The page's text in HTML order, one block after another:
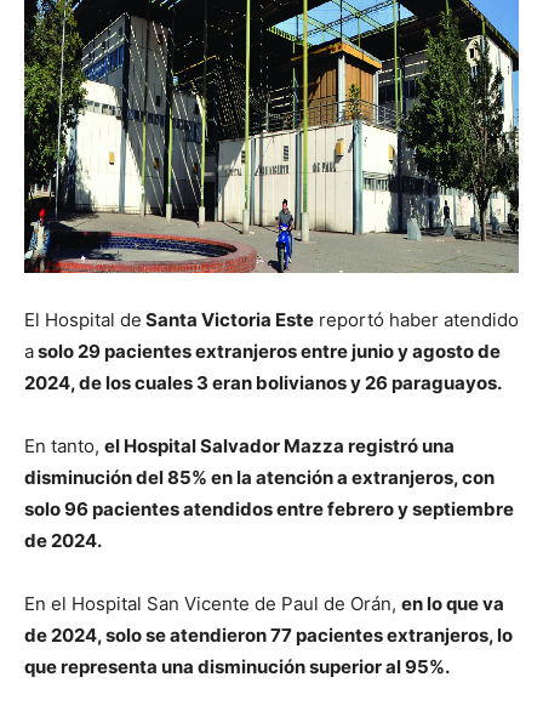
El Hospital de Santa Victoria Este reportó haber atendido
asolo 29 pacientes extranjeros entre junio y agosto de
2024, de los cuales 3 eran bolivianos y 26 paraguayos.
En tanto, el Hospital Salvador Mazza registró una
disminución del 85% en la atención a extranjeros, con
solo 96 pacientes atendidos entre febrero y septiembre
de 2024.
En el Hospital San Vicente de Paul de Orán, en lo que va
de 2024, solo se atendieron 77 pacientes extranjeros, lo
que representa una disminución superior al 95%.